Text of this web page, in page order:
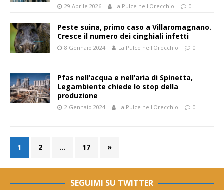
29 Aprile 2026 La Pulce nell'Orecchio 0
Peste suina, primo caso a Villaromagnano.
Cresce il numero dei cinghiali infetti
8 Gennaio 2024 La Pulce nell'Orecchio 0
Pfas nell’acqua e nell’aria di Spinetta,
Legambiente chiede lo stop della
produzione
2 Gennaio 2024 La Pulce nell'Orecchio 0
1 2 … 17 »
SEGUIMI SU TWITTER